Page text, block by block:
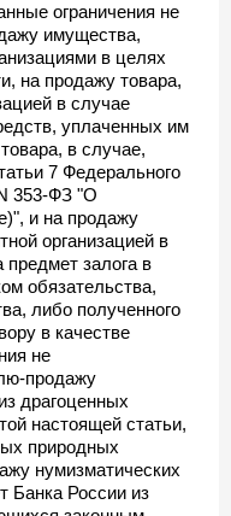
ограничения не
имущества,
в целях
на продажу товара,
в случае
уплаченных им
в случае,
7 Федерального
353-ФЗ "О
и на продажу
организацией в
залога в
обязательства,
либо полученного
в качестве
не
продажу
драгоценных
настоящей статьи,
природных
нумизматических
Банка России из